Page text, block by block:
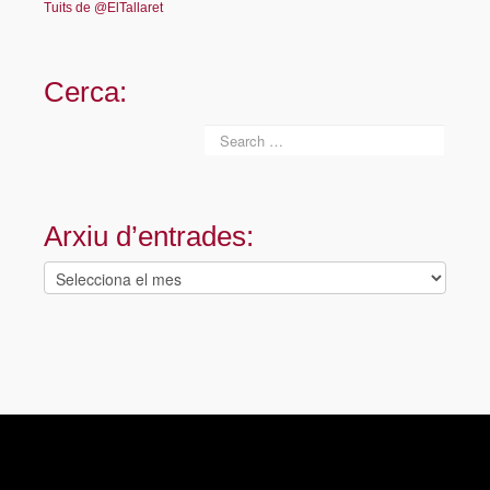
Tuits de @ElTallaret
Cerca:
Arxiu d’entrades:
Arxiu
d’entrades: